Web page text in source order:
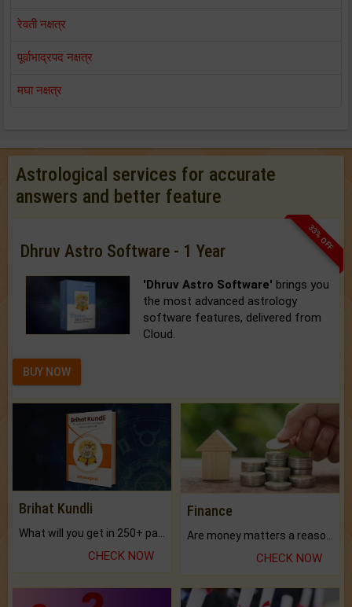
रेवती नक्षत्र
पूर्वाभाद्रपद नक्षत्र
मघा नक्षत्र
Astrological services for accurate
answers and better feature
33% OFF
Dhruv Astro Software - 1 Year
'Dhruv Astro Software' brings you
the most advanced astrology
software features, delivered from
Cloud.
BUY NOW
Brihat Kundli
CHECK NOW
Finance
CHECK NOW